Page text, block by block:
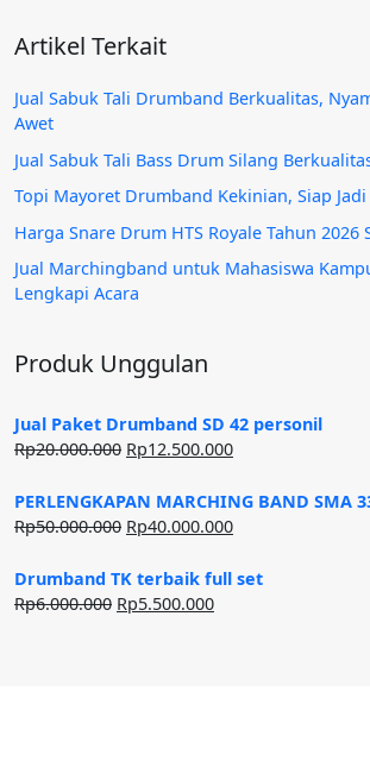
Artikel Terkait
Jual Sabuk Tali Drumband Berkualitas,
Awet
Jual Sabuk Tali Bass Drum Silang
Topi Mayoret Drumband Kekinian, Siap
Harga Snare Drum HTS Royale Tahun 2026
Jual Marchingband untuk Mahasiswa
Lengkapi Acara
Produk Unggulan
Jual Paket Drumband SD 42 personil
Rp20.000.000 Harga
adalah:
Rp20.000.000.
Rp12.500.000Harga
ini
adalah:
PERLENGKAPAN MARCHING BAND SMA
Rp50.000.000 Harga
adalah:
Rp50.000.000.
Rp40.000.000Harga
ini
Drumband TK terbaik full set
Rp6.000.000 Harga
Rp5.500.000Harga